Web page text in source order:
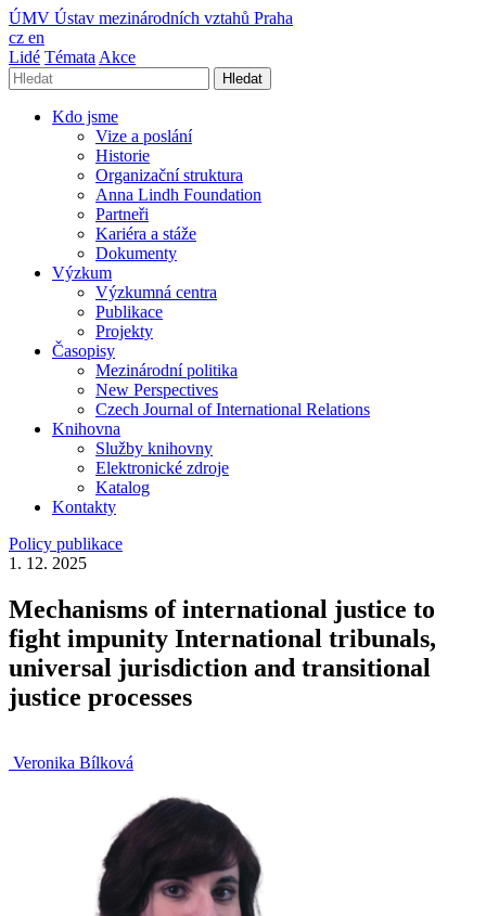
ÚMV Ústav mezinárodních vztahů Praha
cz en
Lidé Témata Akce
Hledat
Kdo jsme
Vize a poslání
Historie
Organizační struktura
Anna Lindh Foundation
Partneři
Kariéra a stáže
Dokumenty
Výzkum
Výzkumná centra
Publikace
Projekty
Časopisy
Mezinárodní politika
New Perspectives
Czech Journal of International Relations
Knihovna
Služby knihovny
Elektronické zdroje
Katalog
Kontakty
Policy publikace
1. 12. 2025
Mechanisms of international justice to
fight impunity International tribunals,
universal jurisdiction and transitional
justice processes
Veronika Bílková